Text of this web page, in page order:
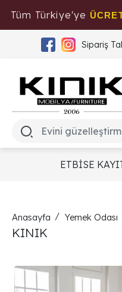
Tüm Türkiye'ye
Sipariş
ETBİSE
Anasayfa Yemek Odası
KINIK